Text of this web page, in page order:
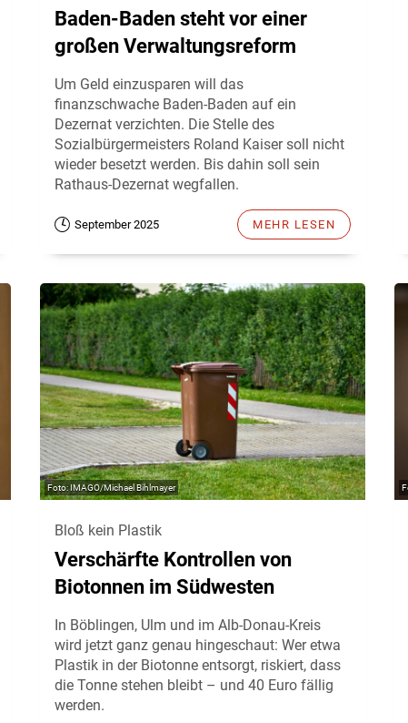
Baden-Baden steht vor einer
großen Verwaltungsreform
Um Geld einzusparen will das
finanzschwache Baden-Baden auf ein
Dezernat verzichten. Die Stelle des
Sozialbürgermeisters Roland Kaiser soll nicht
wieder besetzt werden. Bis dahin soll sein
Rathaus-Dezernat wegfallen.
September 2025 MEHR LESEN
IMAGO/Michael Bihlmayer
Bloß kein Plastik
Verschärfte Kontrollen von
Biotonnen im Südwesten
In Böblingen, Ulm und im Alb-Donau-Kreis
wird jetzt ganz genau hingeschaut: Wer etwa
Plastik in der Biotonne entsorgt, riskiert, dass
die Tonne stehen bleibt – und 40 Euro fällig
werden.